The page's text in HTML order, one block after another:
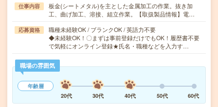
仕事内容
板金(シートメタル)を主とした金属加工の作業。抜き加
工、曲げ加工、溶接、組立作業。【取扱製品情報】電…
応募資格
職種未経験OK / ブランクOK / 英語力不要
◆未経験OK！〇まずは事前登録だけでもOK！履歴書不要
で気軽にオンライン登録★氏名・職種などを入力す…
職場の雰囲気
年齢層
20代
30代 40代 50代 60代